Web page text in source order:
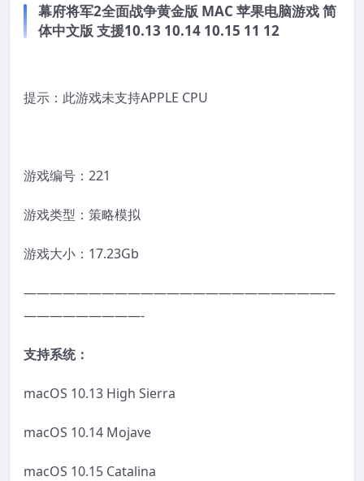
幕府将军2全面战争黄金版 MAC 苹果电脑游戏 简
体中文版 支援10.13 10.14 10.15 11 12
提示：此游戏未支持APPLE CPU
游戏编号：221
游戏类型：策略模拟
游戏大小：17.23Gb
————————————————————————
—————————-
支持系统：
macOS 10.13 High Sierra
macOS 10.14 Mojave
macOS 10.15 Catalina